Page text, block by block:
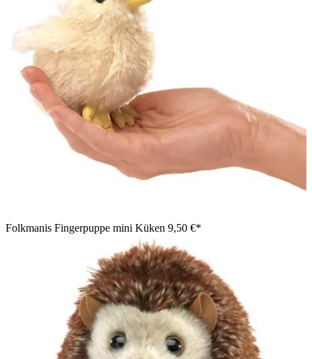
Folkmanis Fingerpuppe mini Küken 9,50 €*